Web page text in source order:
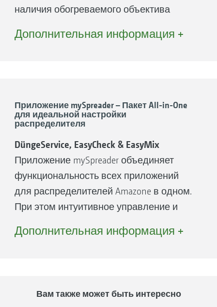
наличия обогреваемого объектива
Дополнительная информация +
Приложение mySpreader – Пакет All-in-One
для идеальной настройки
распределителя
DüngeService, EasyCheck & EasyMix
Приложение mySpreader объединяет
функциональность всех приложений
для распределителей Amazone в одном.
При этом интуитивное управление и
удобрений находятся в фокусе
С приложением DüngeService можно
Дополнительная информация +
Вам также может быть интересно